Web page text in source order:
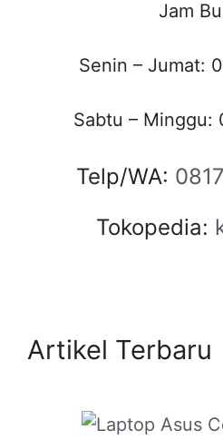
Jam
Senin – Jumat:
Sabtu – Minggu:
Telp/WA:
Tokopedia:
Artikel Terbaru